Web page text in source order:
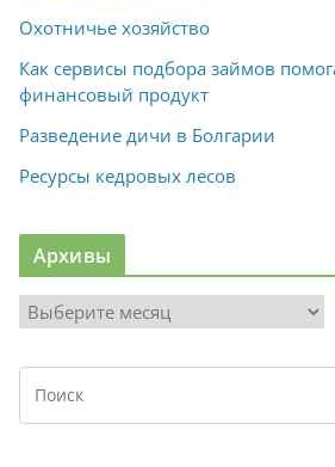
Охотничье хозяйство
Как сервисы подбора займов
финансовый продукт
Разведение дичи в Болгарии
Ресурсы кедровых лесов
Архивы
р
х
в